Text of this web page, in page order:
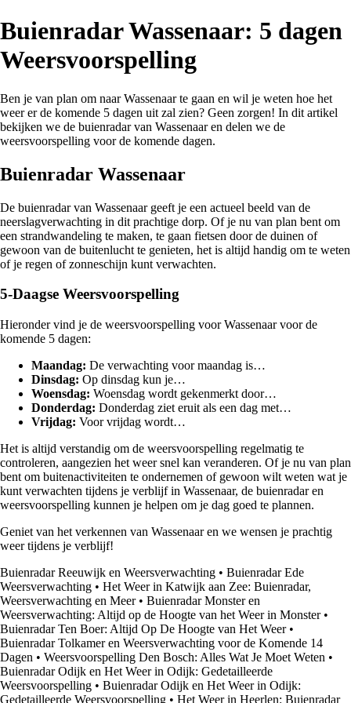
Buienradar Wassenaar: 5 dagen
Weersvoorspelling
Ben je van plan om naar Wassenaar te gaan en wil je weten hoe het
weer er de komende 5 dagen uit zal zien? Geen zorgen! In dit artikel
bekijken we de buienradar van Wassenaar en delen we de
weersvoorspelling voor de komende dagen.
Buienradar Wassenaar
De buienradar van Wassenaar geeft je een actueel beeld van de
neerslagverwachting in dit prachtige dorp. Of je nu van plan bent om
een strandwandeling te maken, te gaan fietsen door de duinen of
gewoon van de buitenlucht te genieten, het is altijd handig om te weten
of je regen of zonneschijn kunt verwachten.
5-Daagse Weersvoorspelling
Hieronder vind je de weersvoorspelling voor Wassenaar voor de
komende 5 dagen:
Maandag: De verwachting voor maandag is…
Dinsdag: Op dinsdag kun je…
Woensdag: Woensdag wordt gekenmerkt door…
Donderdag: Donderdag ziet eruit als een dag met…
Vrijdag: Voor vrijdag wordt…
Het is altijd verstandig om de weersvoorspelling regelmatig te
controleren, aangezien het weer snel kan veranderen. Of je nu van plan
bent om buitenactiviteiten te ondernemen of gewoon wilt weten wat je
kunt verwachten tijdens je verblijf in Wassenaar, de buienradar en
weersvoorspelling kunnen je helpen om je dag goed te plannen.
Geniet van het verkennen van Wassenaar en we wensen je prachtig
weer tijdens je verblijf!
Buienradar Reeuwijk en Weersverwachting • Buienradar Ede
Weersverwachting • Het Weer in Katwijk aan Zee: Buienradar,
Weersverwachting en Meer• Buienradar Monster en
Weersverwachting: Altijd op de Hoogte van het Weer in Monster•
Buienradar Ten Boer: Altijd Op De Hoogte van Het Weer•
Buienradar Tolkamer en Weersverwachting voor de Komende 14
Dagen • Weersvoorspelling Den Bosch: Alles Wat Je Moet Weten •
Buienradar Odijk en Het Weer in Odijk: Gedetailleerde
Weersvoorspelling • Buienradar Odijk en Het Weer in Odijk:
Gedetailleerde Weersvoorspelling • Het Weer in Heerlen: Buienradar